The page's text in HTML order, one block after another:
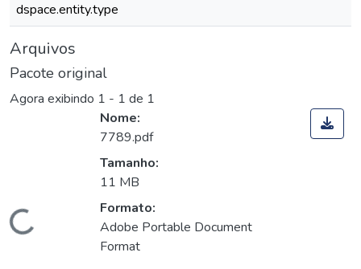
dspace.entity.type
Arquivos
Pacote original
Agora exibindo 1 - 1 de 1
Carregando...
Nome:
7789.pdf
Tamanho:
11 MB
Formato:
Adobe Portable Document
Format